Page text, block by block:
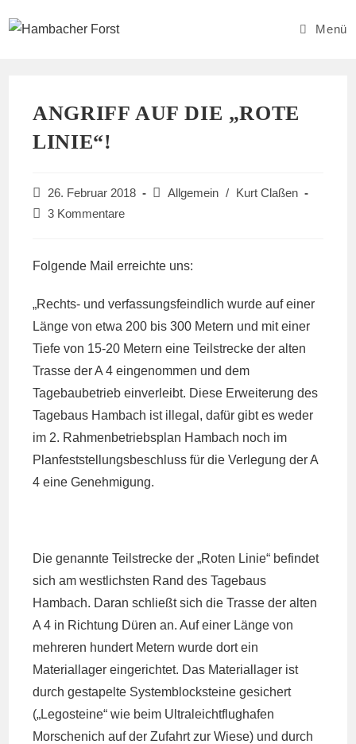
Inhalt
Menü
ANGRIFF AUF DIE „ROTE
LINIE“!
Beitrag
veröffentlicht:
26. Februar 2018
Beitrags-
Allgemein /
Kurt Claßen
Beitrags-
3 Kommentare
Folgende Mail erreichte uns:
„Rechts- und verfassungsfeindlich wurde auf einer
Länge von etwa 200 bis 300 Metern und mit einer
Tiefe von 15-20 Metern eine Teilstrecke der alten
Trasse der A 4 eingenommen und dem
Tagebaubetrieb einverleibt. Diese Erweiterung des
Tagebaus Hambach ist illegal, dafür gibt es weder
im 2. Rahmenbetriebsplan Hambach noch im
Planfeststellungsbeschluss für die Verlegung der A
4 eine Genehmigung.
Die genannte Teilstrecke der „Roten Linie“ befindet
sich am westlichsten Rand des Tagebaus
Hambach. Daran schließt sich die Trasse der alten
A 4 in Richtung Düren an. Auf einer Länge von
mehreren hundert Metern wurde dort ein
Materiallager eingerichtet. Das Materiallager ist
durch gestapelte Systemblocksteine gesichert
(„Legosteine“ wie beim Ultraleichtflughafen
Morschenich auf der Zufahrt zur Wiese) und durch